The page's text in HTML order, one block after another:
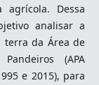
Dessa
analisar a
terra da Área de
(APA
e 2015), para